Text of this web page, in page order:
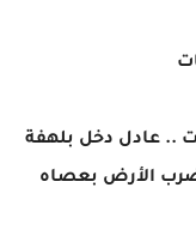
.. عادل دخل بلهفة
الأرض بعصاه